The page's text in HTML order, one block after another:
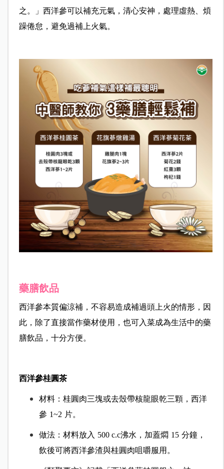
之。」西洋參可以補充元氣，清心安神，處理虛熱、煩
躁倦怠，避免過補上火氣。
藥膳飲品
西洋參本質偏涼補，不容易造成補過頭上火的情形，因
此，除了直接當作藥材使用，也可入菜成為生活中的藥
膳飲品，十分方便。
西洋參桂圓茶
材料：桂圓肉三塊或去殼帶核龍眼乾三顆，西洋
參 1~2 片。
做法：材料放入 500 c.c沸水，加蓋燜 15 分鐘，
飲後可將西洋參渣與桂圓肉咀嚼服用。